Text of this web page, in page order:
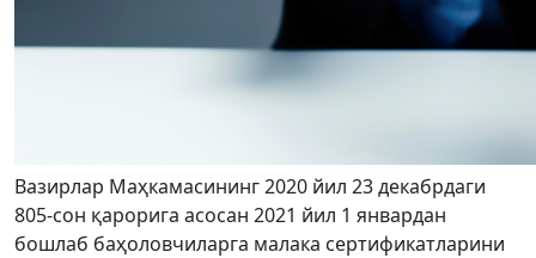
Вазирлар Маҳкамасининг 2020 йил 23 декабрдаги
805-сон қарорига асосан 2021 йил 1 январдан
бошлаб баҳоловчиларга малака сертификатларини